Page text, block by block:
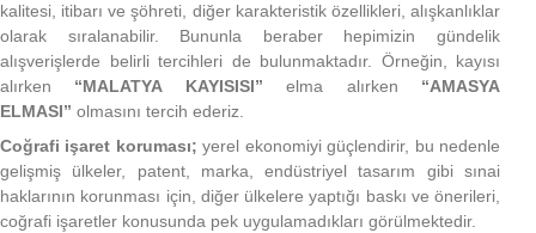
kalitesi, itibarı ve şöhreti, diğer karakteristik özellikleri, alışkanlıklar
olarak sıralanabilir. Bununla beraber hepimizin gündelik
alışverişlerde belirli tercihleri de bulunmaktadır. Örneğin, kayısı
alırken “MALATYA KAYISISI” elma alırken “AMASYA
ELMASI” olmasını tercih ederiz.
Coğrafi işaret koruması; yerel ekonomiyi güçlendirir, bu nedenle
gelişmiş ülkeler, patent, marka, endüstriyel tasarım gibi sınai
haklarının korunması için, diğer ülkelere yaptığı baskı ve önerileri,
coğrafi işaretler konusunda pek uygulamadıkları görülmektedir.